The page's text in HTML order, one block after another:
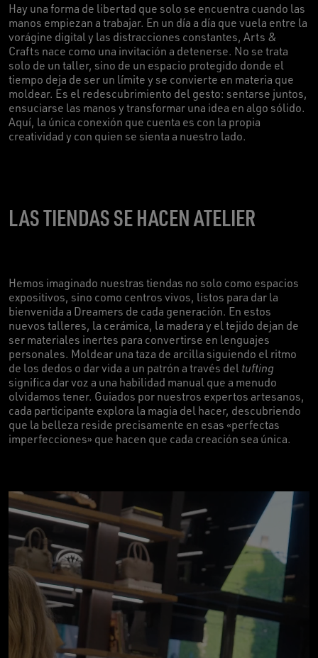
Hay una forma de libertad que solo se encuentra cuando las
manos empiezan a trabajar. En un día a día que vuela entre la
vorágine digital y las distracciones constantes, Arts &
Crafts nace como una invitación a detenerse. No se trata
solo de un taller, sino de un espacio protegido donde el
tiempo deja de ser un límite y se convierte en materia que
moldear. Es el redescubrimiento del gesto: sentarse juntos,
ensuciarse las manos y transformar una idea en algo sólido.
Aquí, la única conexión que cuenta es con la propia
creatividad y con quien se sienta a nuestro lado.
LAS TIENDAS SE HACEN ATELIER
Hemos imaginado nuestras tiendas no solo como espacios
expositivos, sino como centros vivos, listos para dar la
bienvenida a Dreamers de cada generación. En estos
nuevos talleres, la cerámica, la madera y el tejido dejan de
ser materiales inertes para convertirse en lenguajes
personales. Moldear una taza de arcilla siguiendo el ritmo
de los dedos o dar vida a un patrón a través del tufting
significa dar voz a una habilidad manual que a menudo
olvidamos tener. Guiados por nuestros expertos artesanos,
cada participante explora la magia del hacer, descubriendo
que la belleza reside precisamente en esas «perfectas
imperfecciones» que hacen que cada creación sea única.